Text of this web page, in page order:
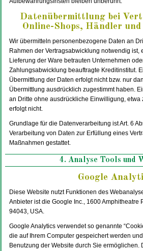
Datenübermittlung bei
Online-Shops, Händler
Wir übermitteln personenbezogene Daten an
Rahmen der Vertragsabwicklung notwendig ist,
Lieferung der Ware betrauten Unternehmen
Zahlungsabwicklung beauftragte Kreditinstitut.
Übermittlung der Daten erfolgt nicht bzw. nur
Übermittlung ausdrücklich zugestimmt haben.
an Dritte ohne ausdrückliche Einwilligung, etwa
erfolgt nicht.
Grundlage für die Datenverarbeitung ist Art. 6
Verarbeitung von Daten zur Erfüllung eines
Maßnahmen gestattet.
4. Analyse Tools und
Google
Diese Website nutzt Funktionen des
Anbieter ist die Google Inc., 1600 Amphitheatre
94043, USA.
Google Analytics verwendet so genannte
die auf Ihrem Computer gespeichert werden
Benutzung der Website durch Sie ermöglichen.